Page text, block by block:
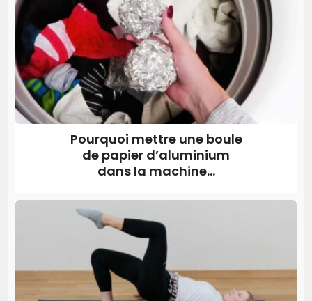
Pourquoi mettre une boule
de papier d’aluminium
dans la machine...